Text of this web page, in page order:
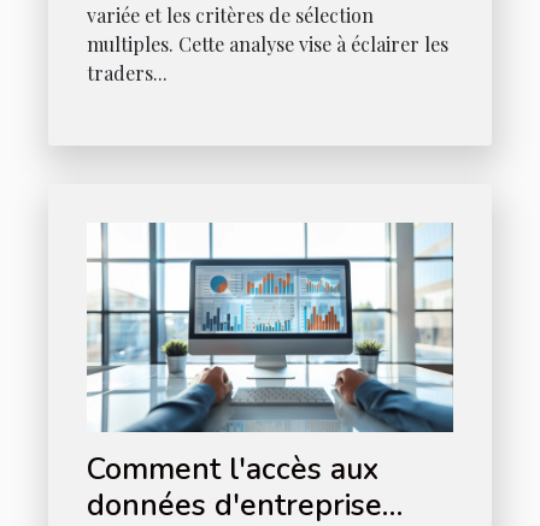
variée et les critères de sélection
multiples. Cette analyse vise à éclairer les
traders...
Comment l'accès aux
données d'entreprise